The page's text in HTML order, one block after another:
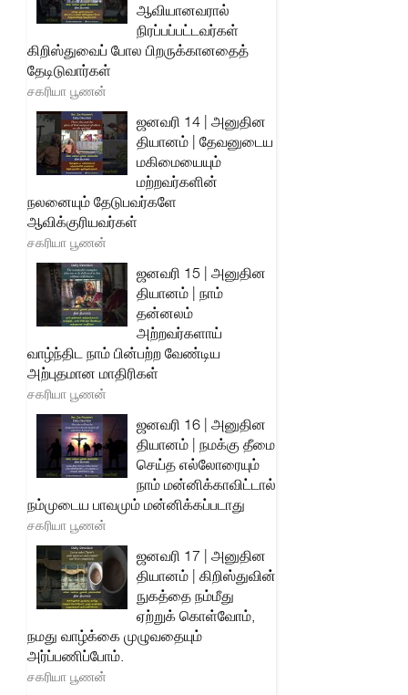
ஆவியானவரால்
நிரப்பப்பட்டவர்கள்
கிறிஸ்துவைப் போல பிறருக்கானதைத்
தேடிடுவார்கள்
சகரியா பூணன்
ஜனவரி 14 | அனுதின
தியானம் | தேவனுடைய
மகிமையையும்
மற்றவர்களின்
நலனையும் தேடுபவர்களே
ஆவிக்குரியவர்கள்
சகரியா பூணன்
ஜனவரி 15 | அனுதின
தியானம் | நாம்
தன்னலம்
அற்றவர்களாய்
வாழ்ந்திட நாம் பின்பற்ற வேண்டிய
அற்புதமான மாதிரிகள்
சகரியா பூணன்
ஜனவரி 16 | அனுதின
தியானம் | நமக்கு தீமை
செய்த எல்லோரையும்
நாம் மன்னிக்காவிட்டால்
நம்முடைய பாவமும் மன்னிக்கப்படாது
சகரியா பூணன்
ஜனவரி 17 | அனுதின
தியானம் | கிறிஸ்துவின்
நுகத்தை நம்மீது
ஏற்றுக் கொள்வோம்,
நமது வாழ்க்கை முழுவதையும்
அர்ப்பணிப்போம்.
சகரியா பூணன்